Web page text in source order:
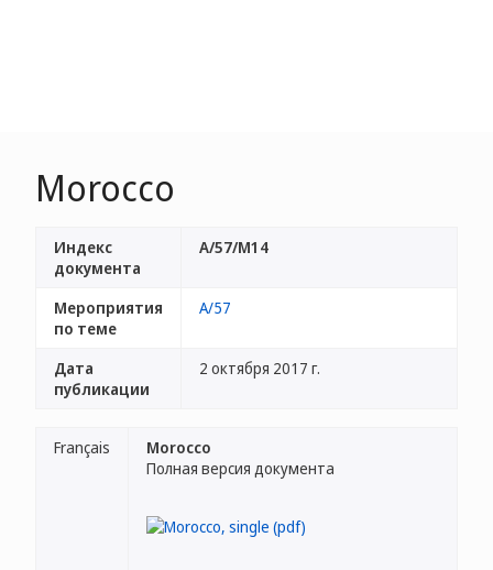
Morocco
Индекс
документа
A/57/M14
Мероприятия
по теме
A/57
Дата
публикации
2 октября 2017 г.
Français
Morocco
Полная версия документа